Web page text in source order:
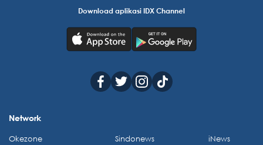
Download aplikasi IDX Channel
Network
Okezone
Sindonews
iNews